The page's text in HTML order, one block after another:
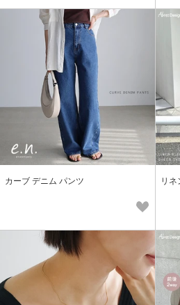
カーブ デニム パンツ リネ